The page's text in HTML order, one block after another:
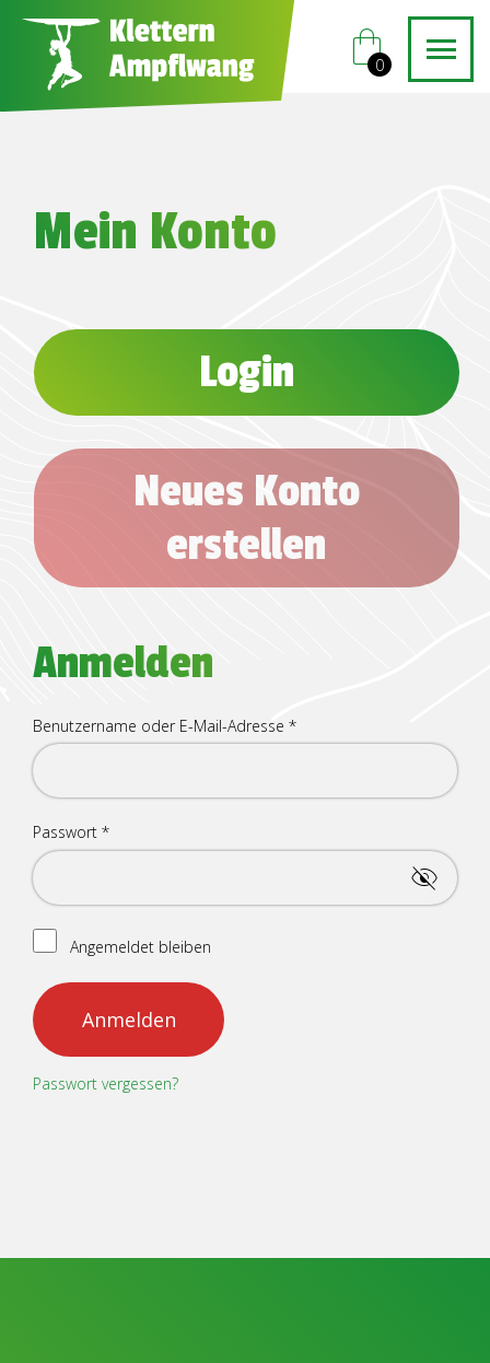
shopping_bag
0
Mein Konto
Login
Neues Konto
erstellen
Anmelden
Benutzername oder E-Mail-Adresse *Erforderlich
Passwort *Erforderlich
Angemeldet bleiben
Anmelden
Passwort vergessen?